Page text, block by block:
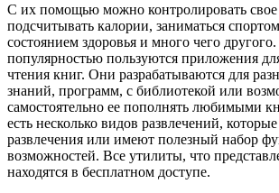
С их помощью можно контролировать свое
подсчитывать калории, заниматься
состоянием здоровья и много чего
популярностью пользуются приложения
чтения книг. Они разрабатываются для
знаний, программ, с библиотекой или
самостоятельно ее пополнять любимыми
есть несколько видов развлечений,
развлечения или имеют полезный набор
возможностей. Все утилиты, что
находятся в бесплатном доступе.